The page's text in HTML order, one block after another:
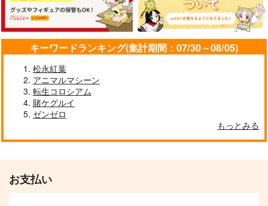
キーワードランキング(集計期間：07/30～08/05)
松永紅葉
アニマルマシーン
転生コロシアム
賭ケグルイ
ゼンゼロ
もっとみる
お支払い